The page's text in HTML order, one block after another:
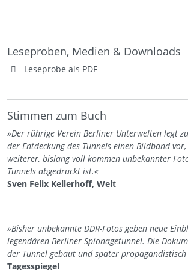
Leseproben, Medien & Downloads
Leseprobe als PDF
Stimmen zum Buch
»Der rührige Verein Berliner Unterwelten legt
der Entdeckung des Tunnels einen Bildband
weiterer, bislang voll kommen unbekannter
Tunnels abgedruckt ist.«
Sven Felix Kellerhoff, Welt
»Bisher unbekannte DDR-Fotos geben neue
legendären Berliner Spionagetunnel. Die
der Tunnel gebaut und später
Tagesspiegel